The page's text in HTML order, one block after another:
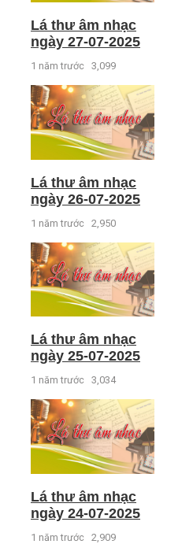
Lá thư âm nhạc
ngày 27-07-2025
1 năm trước 3,099
Lá thư âm nhạc
ngày 26-07-2025
1 năm trước 2,950
Lá thư âm nhạc
ngày 25-07-2025
1 năm trước 3,034
Lá thư âm nhạc
ngày 24-07-2025
1 năm trước 2,909